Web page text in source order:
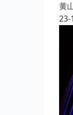
黄
23-